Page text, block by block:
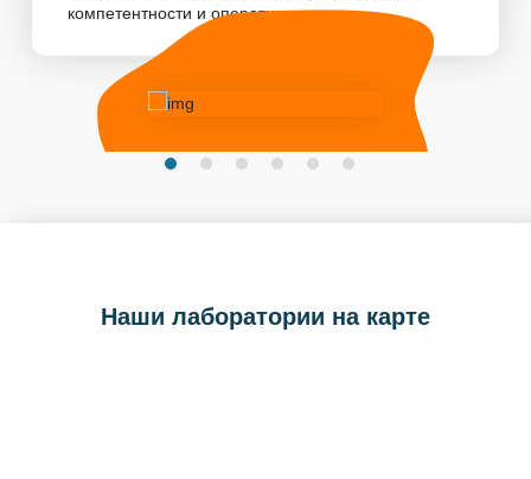
компетентности и оперативности, пр...
Наши лаборатории на карте